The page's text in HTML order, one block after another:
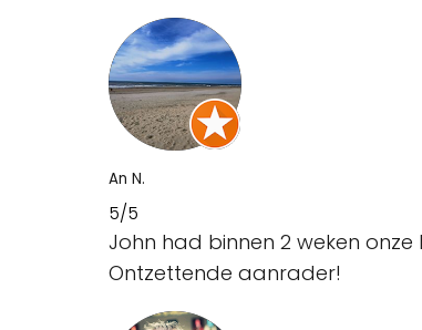
An N.
5/5
John had binnen 2 weken
Ontzettende aanrader!